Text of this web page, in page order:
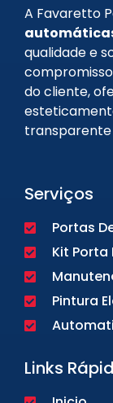
A Favaretto
qualidade e
do cliente,
transparente
Serviços
Portas
Kit Porta
Pintura
Links